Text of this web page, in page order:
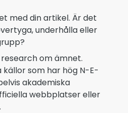
med din artikel. Är det
underhålla eller
om ämnet.
källor som har hög N-E-
akademiska
webbplatser eller